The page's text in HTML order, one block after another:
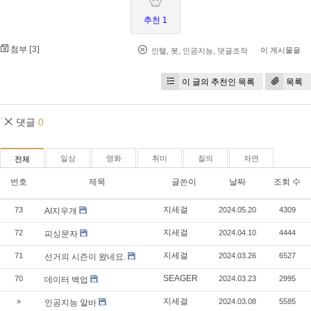
추천 1
첨부 [3] 인텔 봇 인공지능 댓글조작 이 게시물을
이 글의 추천인 목록 목록
댓글 0
전체 일상 영화 취미 질의 자연
번호 제목 글쓴이 날짜 조회 수
73 AI지우개 지세걸 2024.05.20 4309
72 피싱문자 지세걸 2024.04.10 4444
71 선거의 시즌이 왔네요. 지세걸 2024.03.26 6527
70 데이터 백업 SEAGER 2024.03.23 2995
» 인공지능 알바 지세걸 2024.03.08 5585